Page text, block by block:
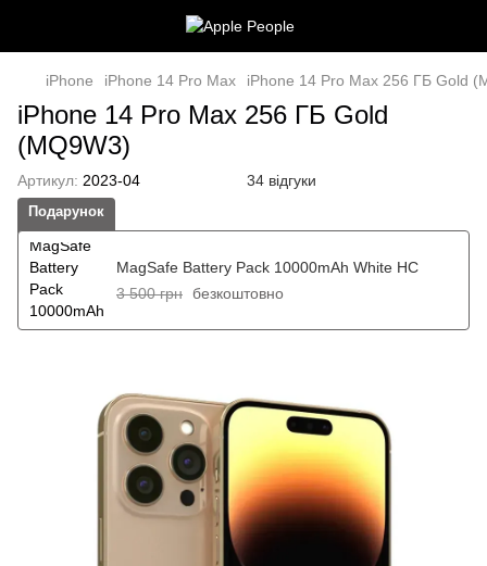
iPhone iPhone 14 Pro Max iPhone 14 Pro Max 256 ГБ Gold
iPhone 14 Pro Max 256 ГБ Gold
(MQ9W3)
Артикул: 2023-04 34 відгуки
Подарунок
MagSafe Battery Pack 10000mAh White HC
3 500 грн безкоштовно